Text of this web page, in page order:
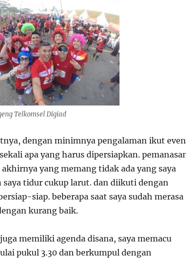
Telkomsel Digiad
dengan minimnya pengalaman ikut
apa yang harus dipersiapkan.
yang memang tidak ada yang saya
tidur cukup larut. dan diikuti dengan
siap. beberapa saat saya sudah merasa
kurang baik.
memiliki agenda disana, saya memacu
pukul 3.30 dan berkumpul dengan